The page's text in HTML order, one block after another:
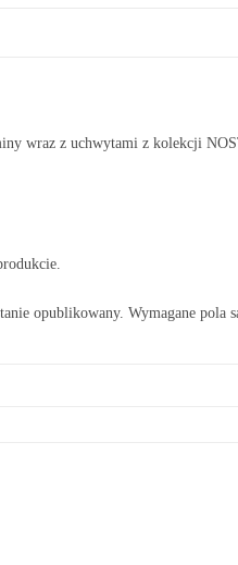
wraz z uchwytami z kolekcji
opublikowany. Wymagane pola